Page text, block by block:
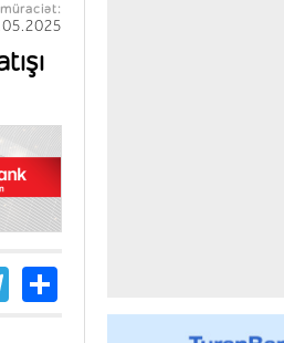
Telegram
Share